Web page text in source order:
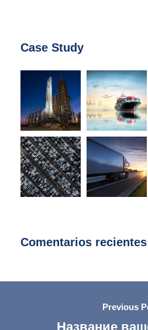
Case Study
Comentarios recientes
Previous
Название